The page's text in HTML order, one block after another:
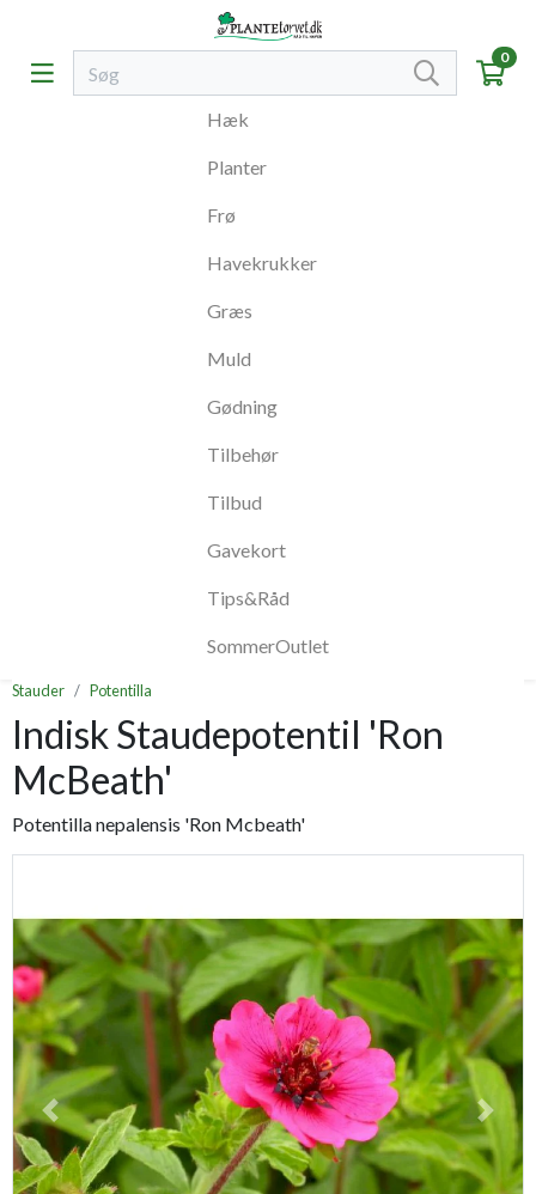
0
Hæk
Planter
Frø
Havekrukker
Græs
Muld
Gødning
Tilbehør
Tilbud
Gavekort
Tips&Råd
SommerOutlet
Stauder Potentilla
Indisk Staudepotentil 'Ron
McBeath'
Potentilla nepalensis 'Ron Mcbeath'
Previous Next